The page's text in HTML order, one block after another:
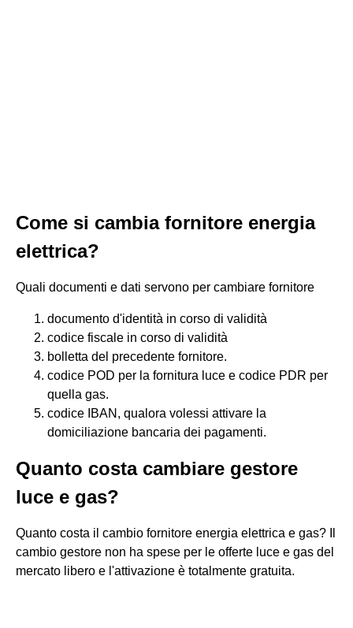
Come si cambia fornitore energia
elettrica?
Quali documenti e dati servono per cambiare fornitore
documento d'identità in corso di validità
codice fiscale in corso di validità
bolletta del precedente fornitore.
codice POD per la fornitura luce e codice PDR per
quella gas.
codice IBAN, qualora volessi attivare la
domiciliazione bancaria dei pagamenti.
Quanto costa cambiare gestore
luce e gas?
Quanto costa il cambio fornitore energia elettrica e gas? Il
cambio gestore non ha spese per le offerte luce e gas del
mercato libero e l'attivazione è totalmente gratuita.